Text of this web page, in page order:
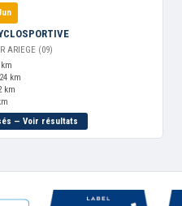
ARIEGE (09)
km
km
— Voir résultats